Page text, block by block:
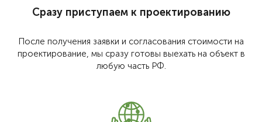
Сразу приступаем к проектированию
После получения заявки и согласования стоимости на
проектирование, мы сразу готовы выехать на объект в
любую часть РФ.